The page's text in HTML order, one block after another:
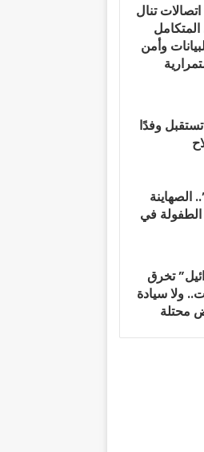
تنال
المتكامل
وأمن
وفدًا
الصهاينة
الطفولة في
تخرق
ولا سيادة
محتلة